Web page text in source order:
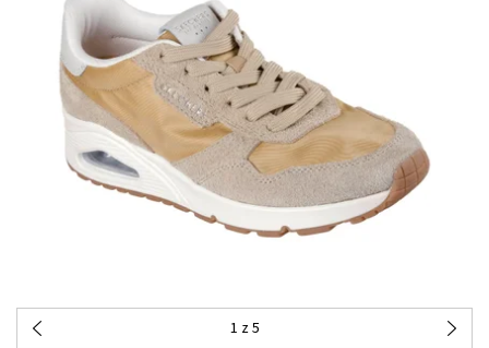
1 z 5